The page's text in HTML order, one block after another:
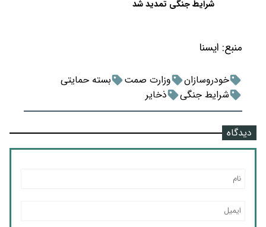
شرایط جنگی تمدید شد
منبع: ايسنا
خودروسازان وزارت صمت
بسته حمایتی
شرایط جنگی
ذخایر
دیدگاه